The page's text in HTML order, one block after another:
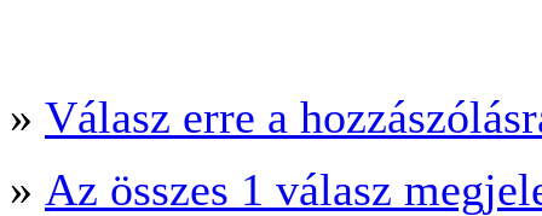
» Válasz erre a
» Az összes 1 válasz